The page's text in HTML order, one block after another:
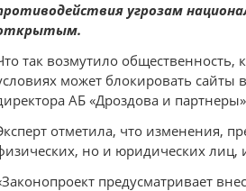
угрозам
так возмутило общественность,
может блокировать сайты
АБ «Дроздова и партнеры»
отметила, что изменения,
но и юридических лиц,
предусматривает